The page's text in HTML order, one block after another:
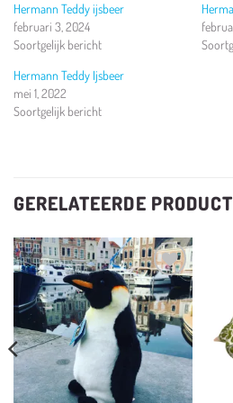
Hermann Teddy ijsbeer
februari 3, 2024
Soortgelijk bericht
Hermann Teddy Ijsbeer
mei 1, 2022
Soortgelijk bericht
GERELATEERDE
Toevoegen
aan
verlanglijst